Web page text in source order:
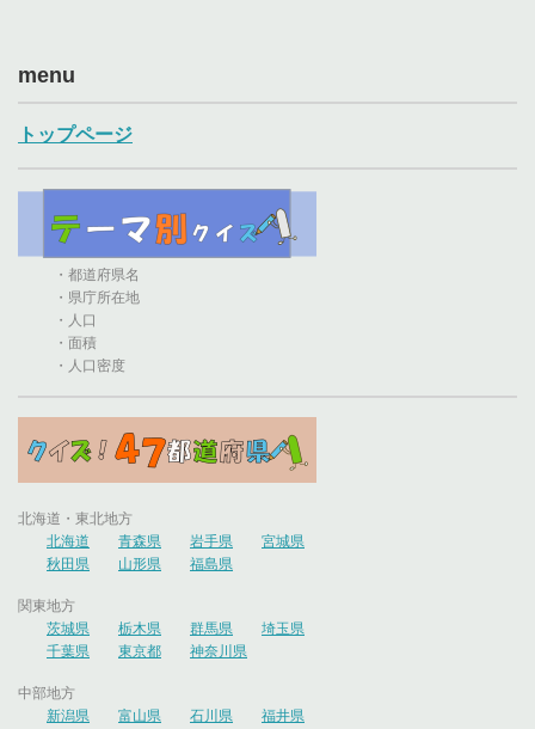
menu
トップページ
・都道府県名
・県庁所在地
・人口
・面積
・人口密度
北海道・東北地方
北海道
青森県 岩手県
宮城県
秋田県
山形県 福島県
関東地方
茨城県
栃木県 群馬県
埼玉県
千葉県
東京都 神奈川県
中部地方
新潟県
富山県 石川県
福井県